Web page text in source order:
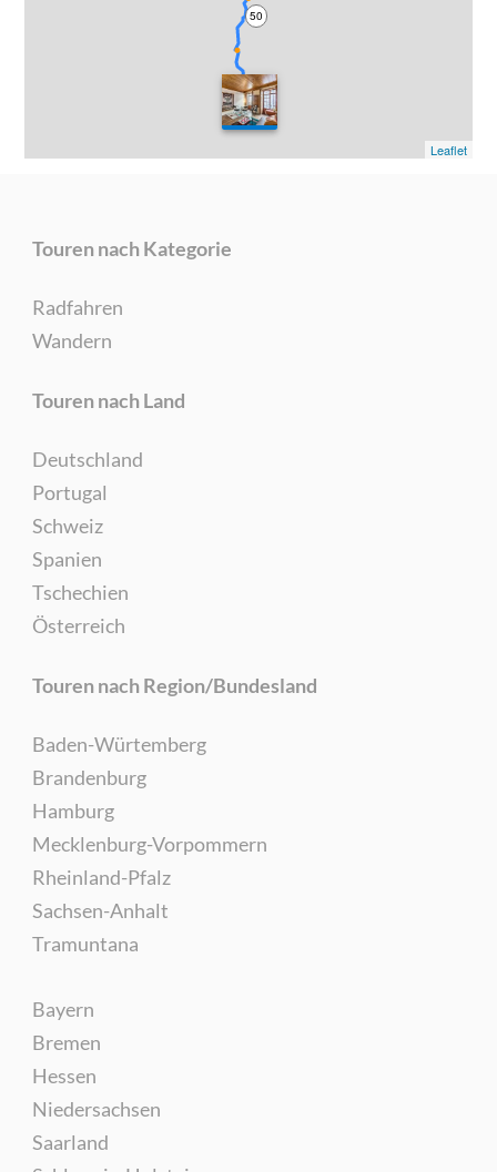
0
50
Leaflet
Touren nach Kategorie
Radfahren
Wandern
Touren nach Land
Deutschland
Portugal
Schweiz
Spanien
Tschechien
Österreich
Touren nach Region/Bundesland
Baden-Würtemberg
Brandenburg
Hamburg
Mecklenburg-Vorpommern
Rheinland-Pfalz
Sachsen-Anhalt
Tramuntana
Bayern
Bremen
Hessen
Niedersachsen
Saarland